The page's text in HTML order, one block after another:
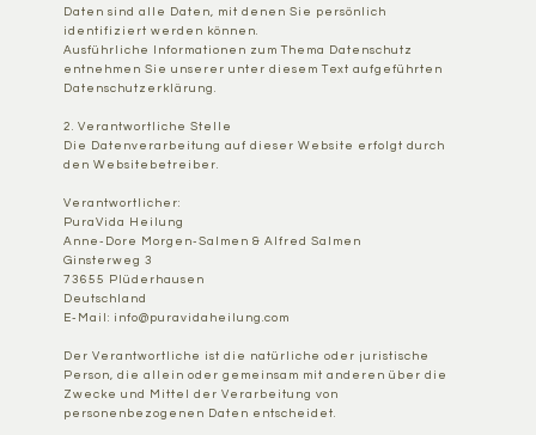
Daten sind alle Daten, mit denen Sie persönlich
identifiziert werden können.
Ausführliche Informationen zum Thema Datenschutz
entnehmen Sie unserer unter diesem Text aufgeführten
Datenschutzerklärung.
2. Verantwortliche Stelle
Die Datenverarbeitung auf dieser Website erfolgt durch
den Websitebetreiber.
Verantwortlicher:
PuraVida Heilung
Anne-Dore Morgen-Salmen & Alfred Salmen
Ginsterweg 3
73655 Plüderhausen
Deutschland
E-Mail: info@puravidaheilung.com
Der Verantwortliche ist die natürliche oder juristische
Person, die allein oder gemeinsam mit anderen über die
Zwecke und Mittel der Verarbeitung von
personenbezogenen Daten entscheidet.